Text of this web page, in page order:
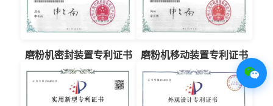
磨粉机密封装置专利证书 磨粉机移动装置专利证书